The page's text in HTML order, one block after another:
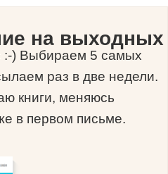
на выходных
:-) Выбираем 5 самых
раз в две недели.
книги, меняюсь
в первом письме.